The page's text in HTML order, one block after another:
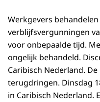
Werkgevers
verblijfsvergunningen
voor onbepaalde tijd.
ongelijk behandeld.
Caribisch Nederland.
terugdringen. Dinsdag
in Caribisch Nederland.